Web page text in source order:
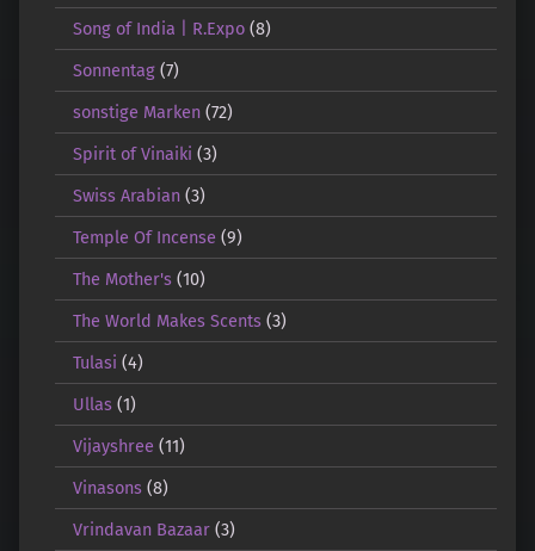
Song of India | R.Expo(8)
Sonnentag(7)
sonstige Marken(72)
Spirit of Vinaiki (3)
Swiss Arabian(3)
Temple Of Incense (9)
The Mother's(10)
The World Makes Scents(3)
Tulasi (4)
Ullas(1)
Vijayshree (11)
Vinasons(8)
Vrindavan Bazaar(3)